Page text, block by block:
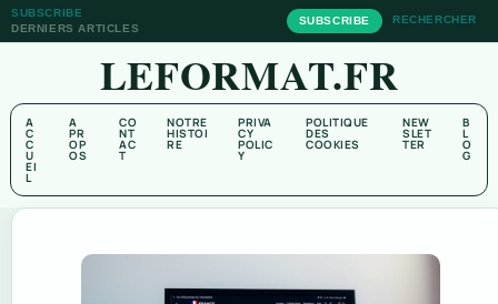
SUBSCRIBE
DERNIERS ARTICLES
SUBSCRIBE RECHERCHER
LEFORMAT.FR
A
C
C
U
EI
L
A
PR
OP
OS
CO
NT
AC
T
NOTRE
HISTOI
RE
PRIVA
CY
POLIC
Y
POLITIQUE
DES
COOKIES
NEW
SLET
TER
B
L
O
G